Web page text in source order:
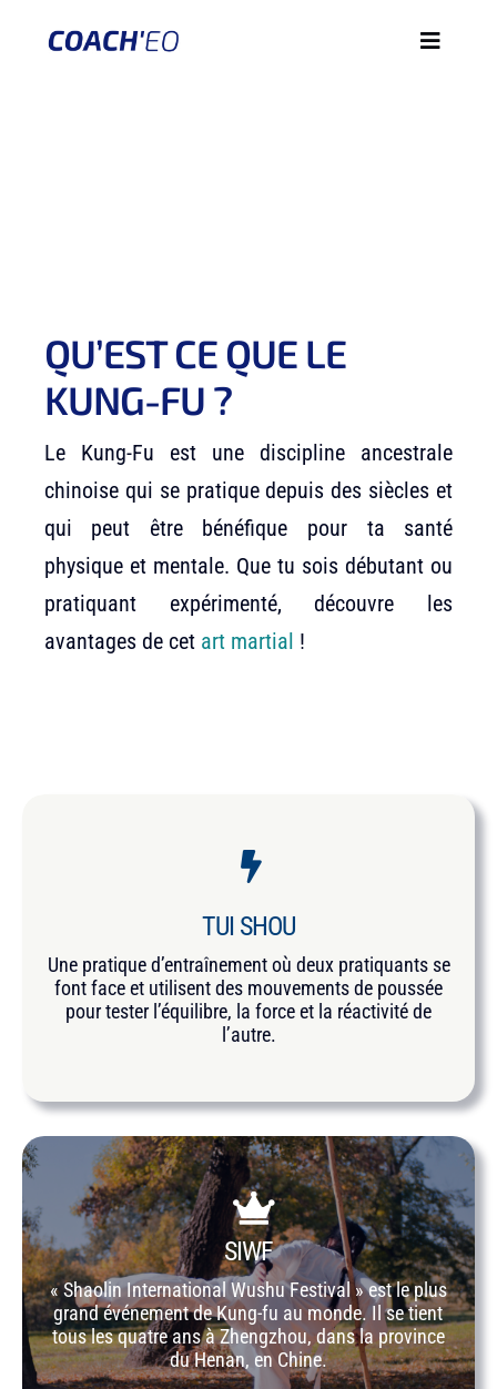
Toggle
DÉMARRER MAINTENANT
COACH’EO PRO
QU’EST CE QUE LE
KUNG-FU ?
Le Kung-Fu est une discipline ancestrale
chinoise qui se pratique depuis des siècles et
qui peut être bénéfique pour ta santé
physique et mentale. Que tu sois débutant ou
pratiquant expérimenté, découvre les
avantages de cet art martial !
TUI SHOU
Une pratique d’entraînement où deux pratiquants se
font face et utilisent des mouvements de poussée
pour tester l’équilibre, la force et la réactivité de
l’autre.
SIWF
« Shaolin International Wushu Festival » est le plus
grand événement de Kung-fu au monde. Il se tient
tous les quatre ans à Zhengzhou, dans la province
du Henan, en Chine.